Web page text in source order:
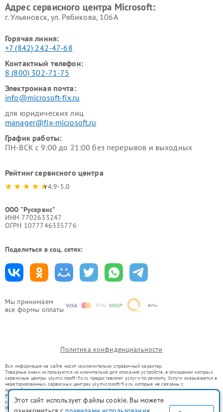
Мы принимаем
все формы оплаты
Адрес сервисного центра Microsoft:
г. Ульяновск, ул. Рябикова, 106А
Горячая линия:
+7 (842) 242-47-68
Контактный телефон:
8 (800) 302-71-75
Электронная почта:
info@microsoft-fix.ru
для юридических лиц
manager@fix-microsoft.ru
График работы:
ПН-ВСК с 9:00 до 21:00 без перерывов и выходных
Рейтинг сервисного центра
4.9-5.0
ООО "Русервис"
ИНН 7702633247
ОГРН 1077746335776
Поделиться в соц. сетях:
Политика конфиденциальности
Вся информация на сайте носит исключительно справочный характер.
Товарные знаки используются исключительно для описания устройств, в отношении которых
сервисные центры uly.microsoft-fix.ru предоставляют услуги по ремонту. Услуги оказываются в
неавторизованных сервисных центрах uly.microsoft-fix.ru, которые не связаны с
правообладателями товарных знаков или их официальными представителями.
Ремонт осуществляется для устройств, уже введенных в гражданский оборот в соответствии
со статьей 1487 ГК РФ.
Использование товарных знаков не преследует цели индивидуализации услуг или введения
Этот сайт использует файлы cookie. Вы можете